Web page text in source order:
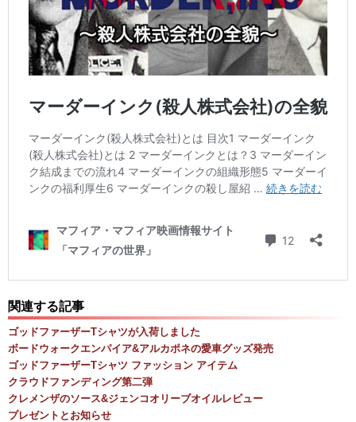
関連する記事
ゴッドファーザーTシャツが入荷しました
ボードウォークエンパイア&アルカポネの愛車グッズ発売
ゴッドファーザーTシャツ ファッション アイテム
クラウドファンディング第二弾
クレメンザのソース&ジェンコオリーブオイルレビュー
プレゼントとお知らせ